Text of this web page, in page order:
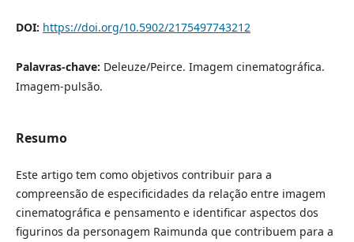
DOI: https://doi.org/10.5902/2175497743212
Palavras-chave: Deleuze/Peirce. Imagem cinematográfica.
Imagem-pulsão.
Resumo
Este artigo tem como objetivos contribuir para a
compreensão de especificidades da relação entre imagem
cinematográfica e pensamento e identificar aspectos dos
figurinos da personagem Raimunda que contribuem para a